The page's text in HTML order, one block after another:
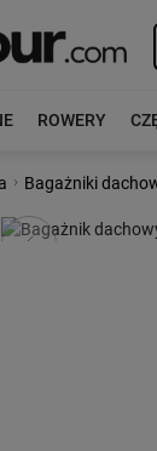
ROWERY
› Bagażniki
Poprzedni